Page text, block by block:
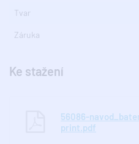
Tvar
Záruka
Ke stažení
56086-
print.pdf